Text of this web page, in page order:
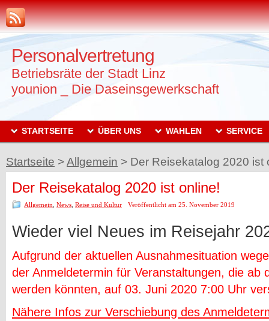
Personalvertretung
Betriebsräte der Stadt Linz
younion _ Die Daseinsgewerkschaft
STARTSEITE ÜBER UNS WAHLEN SERVICE
Startseite > Allgemein > Der Reisekatalog 2020 ist
Der Reisekatalog 2020 ist online!
Allgemein News Reise und Kultur Veröffentlicht am 25. November 2019
Wieder viel Neues im Reisejahr
Aufgrund der aktuellen Ausnahmesituation
der Anmeldetermin für Veranstaltungen, die ab
werden könnten, auf 03. Juni 2020 7:00 Uhr
Nähere Infos zur Verschiebung des